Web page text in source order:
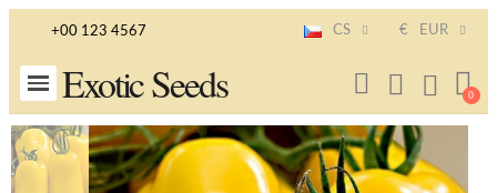
+00 123 4567 CS € EUR
Exotic Seeds